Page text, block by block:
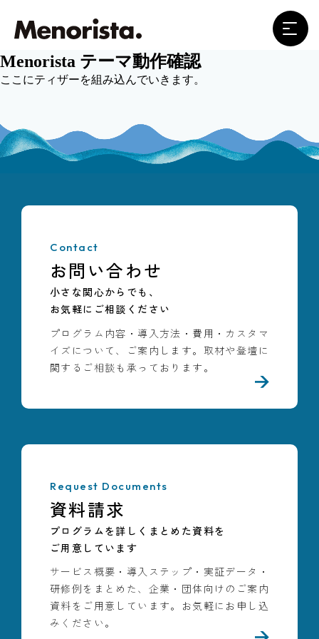
サービスについて
悩みと課題
更年期と経営
私たちについて
導入事例
研究成果
Menorista テーマ動作確認
ここにティザーを組み込んでいきます。
Contact
お問い合わせ
小さな関心からでも、
お気軽にご相談ください
プログラム内容・導入方法・費用・カスタマ
イズについて、ご案内します。取材や登壇に
関するご相談も承っております。
Request Documents
資料請求
プログラムを詳しくまとめた資料を
ご用意しています
サービス概要・導入ステップ・実証データ・
研修例をまとめた、企業・団体向けのご案内
資料をご用意しています。お気軽にお申し込
みください。